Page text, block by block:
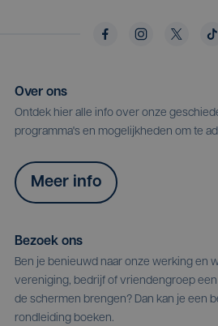
Over ons
Ontdek hier alle info over onze
programma's en mogelijkheden om te
Meer info
Bezoek ons
Ben je benieuwd naar onze werking en
vereniging, bedrijf of vriendengroep
de schermen brengen? Dan kan je een
rondleiding boeken.